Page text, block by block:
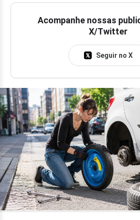
Acompanhe nossas
X/Twitter
Seguir no X